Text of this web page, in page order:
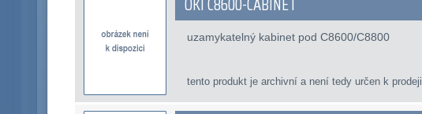
uzamykatelný kabinet pod C8600/C8800
tento produkt je archivní a není tedy určen k prodeji